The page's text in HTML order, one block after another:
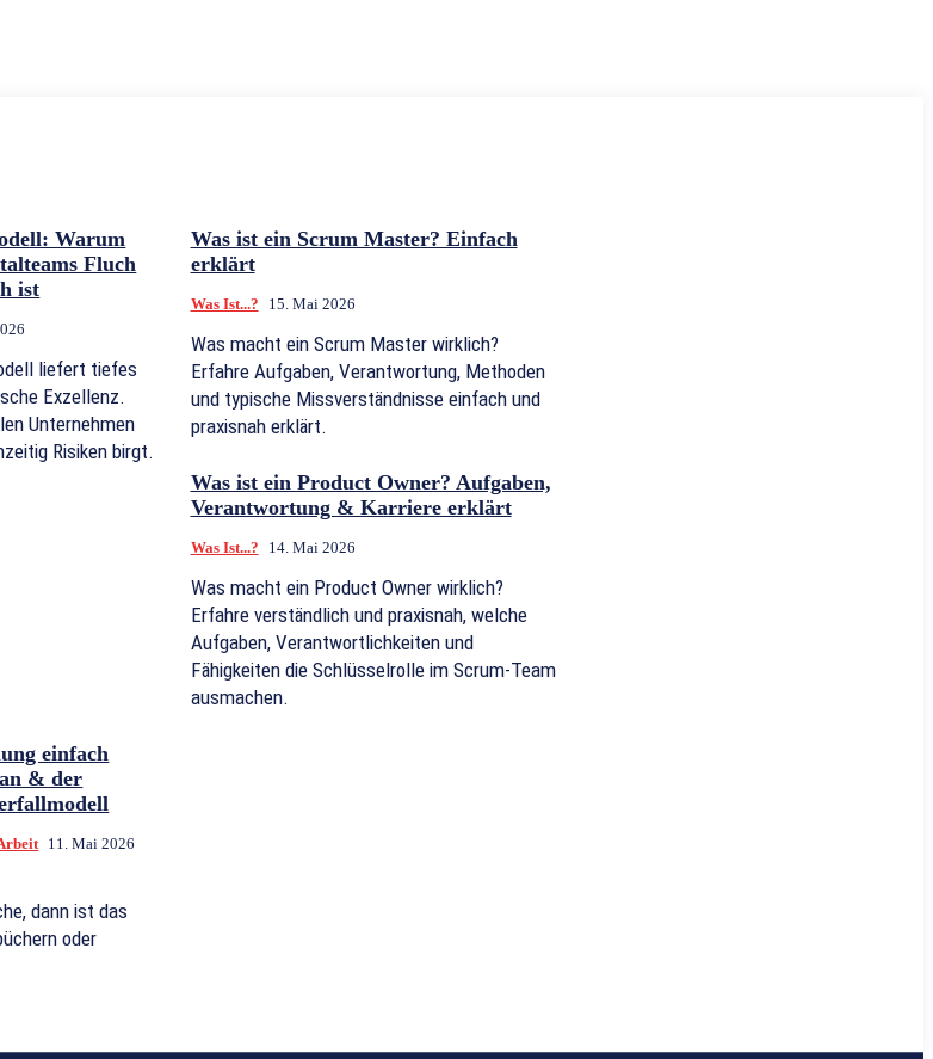
Warum
Fluch
ist
liefert tiefes
Exzellenz.
Unternehmen
Risiken birgt.
Was ist ein Scrum Master? Einfach
erklärt
Was Ist...? 15. Mai 2026
Was macht ein Scrum Master wirklich?
Erfahre Aufgaben, Verantwortung, Methoden
und typische Missverständnisse einfach und
praxisnah erklärt.
Was ist ein Product Owner? Aufgaben,
Verantwortung & Karriere erklärt
Was Ist...? 14. Mai 2026
Was macht ein Product Owner wirklich?
Erfahre verständlich und praxisnah, welche
Aufgaben, Verantwortlichkeiten und
Fähigkeiten die Schlüsselrolle im Scrum-Team
ausmachen.
einfach
& der
11. Mai 2026
dann ist das
oder